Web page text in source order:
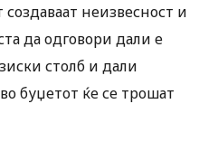
неизвесност и
да одговори дали е
столб и дали
буџетот ќе се трошат